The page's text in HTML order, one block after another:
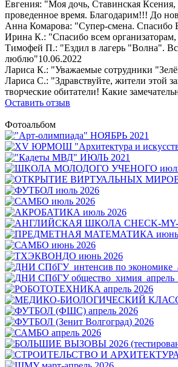
Евгения: "Моя дочь, Ставинская Ксения,
проведенное время. Благодарим!!! До
Анна Комарова: "Супер-смена. Спасибо
Ирина К.: "Спасибо всем
Тимофей П.: "Ездил в лагерь "Волна".
люблю"10.06.2022
Лариса К.: "Уважаемые сотрудники
Лариса С.: "Здравствуйте, жители этой
творческие обитатели! Какие
Оставить отзыв
Фотоальбом